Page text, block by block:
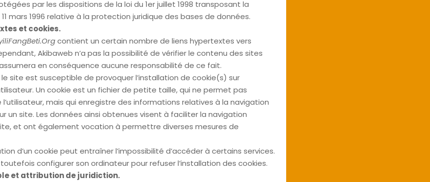
par les dispositions de la loi du 1er juillet 1998 transposant la
mars 1996 relative à la protection juridique des bases de données.
et cookies.
contient un certain nombre de liens hypertextes vers
Akibaweb n’a pas la possibilité de vérifier le contenu des sites
en conséquence aucune responsabilité de ce fait.
site est susceptible de provoquer l’installation de cookie(s) sur
Un cookie est un fichier de petite taille, qui ne permet pas
l’utilisateur, mais qui enregistre des informations relatives à la navigation
un site. Les données ainsi obtenues visent à faciliter la navigation
et ont également vocation à permettre diverses mesures de
d’un cookie peut entraîner l’impossibilité d’accéder à certains services.
configurer son ordinateur pour refuser l’installation des cookies.
et attribution de juridiction.